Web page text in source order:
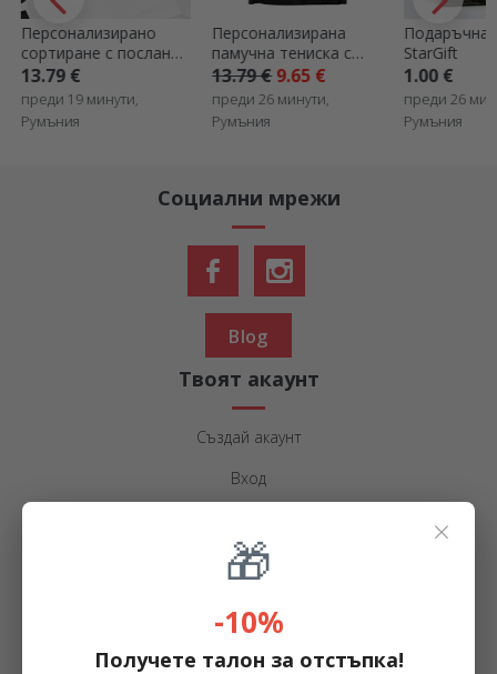
Персонализирано
сортиране с послание
- Dezgatit Mireasa
13.79 €
преди 19 минути,
Румъния
Персонализирана
памучна тениска с
портретна снимка и
текст
13.79 €9.65 €
преди 26 минути,
Румъния
Подаръчна
StarGift
1.00 €
преди 26
Румъния
Социални мрежи
Blog
Твоят акаунт
Създай акаунт
Вход
Персонализирани подаръци
Персонализирани чаши
Персонализирани памучни тениски
×
🎁
-10%
Получете талон за отстъпка!